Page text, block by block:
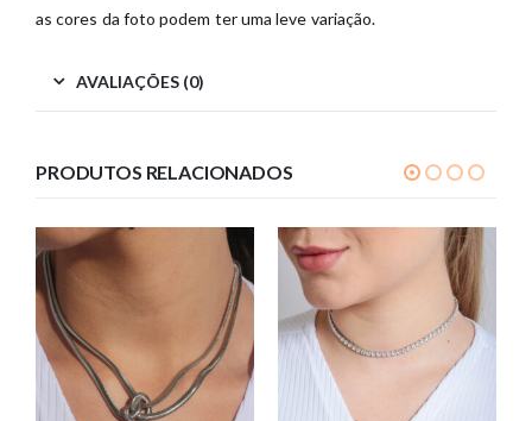
as cores da foto podem ter uma leve variação.
AVALIAÇÕES (0)
PRODUTOS RELACIONADOS